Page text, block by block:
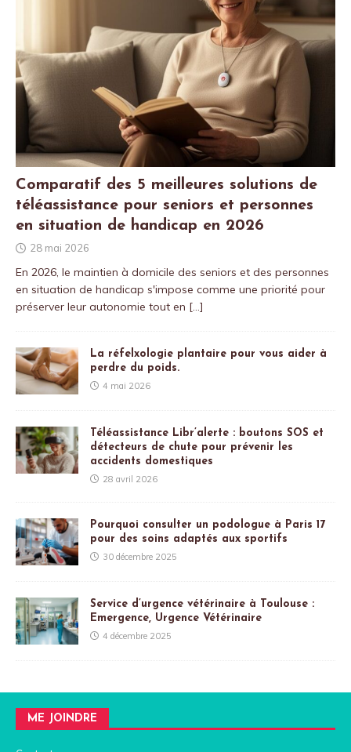
Comparatif des 5 meilleures solutions de
téléassistance pour seniors et personnes
en situation de handicap en 2026
28 mai 2026
En 2026, le maintien à domicile des seniors et des personnes
en situation de handicap s'impose comme une priorité pour
préserver leur autonomie tout en […]
La réfelxologie plantaire pour vous aider à
perdre du poids.
4 mai 2026
Téléassistance Libr’alerte : boutons SOS et
détecteurs de chute pour prévenir les
accidents domestiques
28 avril 2026
Pourquoi consulter un podologue à Paris 17
pour des soins adaptés aux sportifs
30 décembre 2025
Service d’urgence vétérinaire à Toulouse :
Emergence, Urgence Vétérinaire
4 décembre 2025
ME JOINDRE